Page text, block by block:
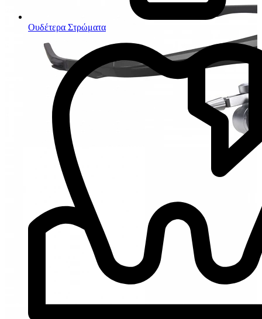
Ουδέτερα Στρώματα